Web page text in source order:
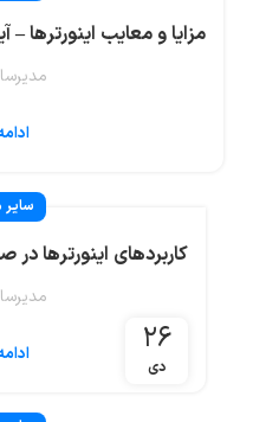
مزایا و معایب اینورترها –
۲۶
دی
کاربردهای اینورترها